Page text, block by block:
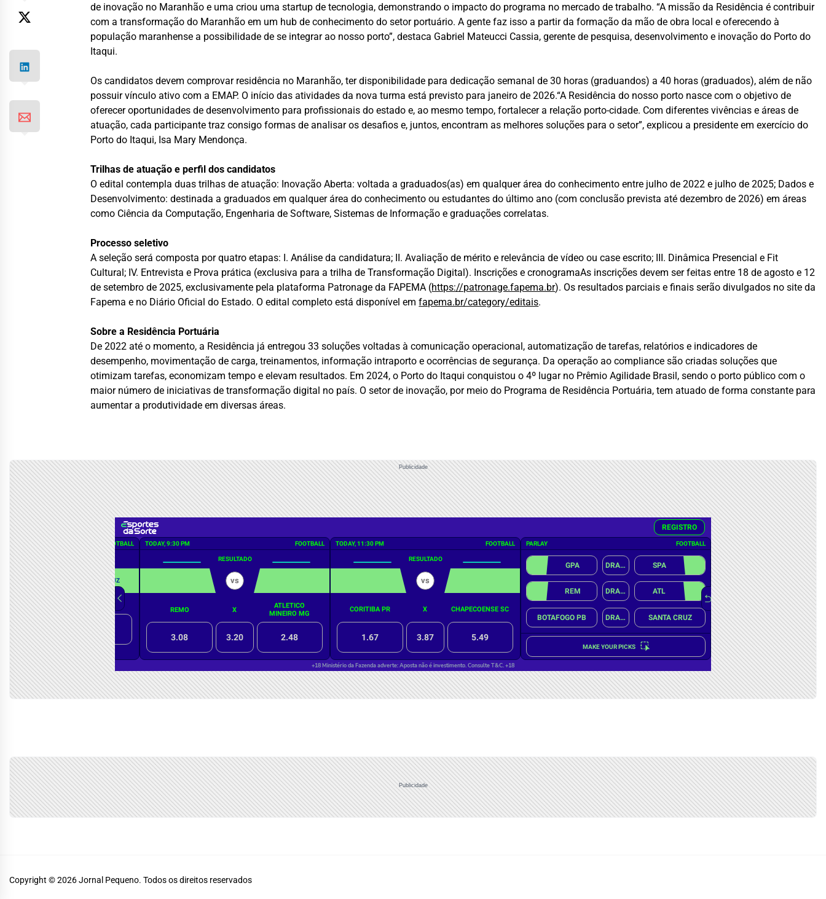
de inovação no Maranhão e uma criou uma startup de tecnologia, demonstrando o impacto do programa no mercado de trabalho. “A missão da Residência é contribuir
com a transformação do Maranhão em um hub de conhecimento do setor portuário. A gente faz isso a partir da formação da mão de obra local e oferecendo à
população maranhense a possibilidade de se integrar ao nosso porto”, destaca Gabriel Mateucci Cassia, gerente de pesquisa, desenvolvimento e inovação do Porto do
Itaqui.
Os candidatos devem comprovar residência no Maranhão, ter disponibilidade para dedicação semanal de 30 horas (graduandos) a 40 horas (graduados), além de não
possuir vínculo ativo com a EMAP. O início das atividades da nova turma está previsto para janeiro de 2026.“A Residência do nosso porto nasce com o objetivo de
oferecer oportunidades de desenvolvimento para profissionais do estado e, ao mesmo tempo, fortalecer a relação porto-cidade. Com diferentes vivências e áreas de
atuação, cada participante traz consigo formas de analisar os desafios e, juntos, encontram as melhores soluções para o setor”, explicou a presidente em exercício do
Porto do Itaqui, Isa Mary Mendonça.
Trilhas de atuação e perfil dos candidatos
O edital contempla duas trilhas de atuação: Inovação Aberta: voltada a graduados(as) em qualquer área do conhecimento entre julho de 2022 e julho de 2025; Dados e
Desenvolvimento: destinada a graduados em qualquer área do conhecimento ou estudantes do último ano (com conclusão prevista até dezembro de 2026) em áreas
como Ciência da Computação, Engenharia de Software, Sistemas de Informação e graduações correlatas.
Processo seletivo
A seleção será composta por quatro etapas: I. Análise da candidatura; II. Avaliação de mérito e relevância de vídeo ou case escrito; III. Dinâmica Presencial e Fit
Cultural; IV. Entrevista e Prova prática (exclusiva para a trilha de Transformação Digital). Inscrições e cronogramaAs inscrições devem ser feitas entre 18 de agosto e 12
de setembro de 2025, exclusivamente pela plataforma Patronage da FAPEMA (https://patronage.fapema.br). Os resultados parciais e finais serão divulgados no site da
Fapema e no Diário Oficial do Estado. O edital completo está disponível emfapema.br/category/editais.
Sobre a Residência Portuária
De 2022 até o momento, a Residência já entregou 33 soluções voltadas à comunicação operacional, automatização de tarefas, relatórios e indicadores de
desempenho, movimentação de carga, treinamentos, informação intraporto e ocorrências de segurança. Da operação ao compliance são criadas soluções que
otimizam tarefas, economizam tempo e elevam resultados. Em 2024, o Porto do Itaqui conquistou o 4º lugar no Prêmio Agilidade Brasil, sendo o porto público com o
maior número de iniciativas de transformação digital no país. O setor de inovação, por meio do Programa de Residência Portuária, tem atuado de forma constante para
aumentar a produtividade em diversas áreas.
Publicidade
Publicidade
Copyright © 2026Jornal Pequeno. Todos os direitos reservados